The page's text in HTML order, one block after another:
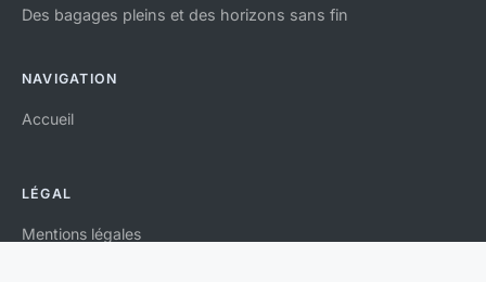
Des bagages pleins et des horizons sans fin
NAVIGATION
Accueil
LÉGAL
Mentions légales